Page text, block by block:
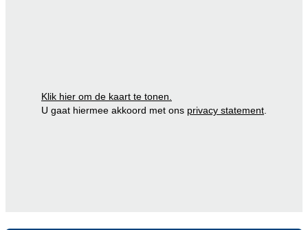
Klik hier om de kaart te tonen.
U gaat hiermee akkoord met ons privacy statement